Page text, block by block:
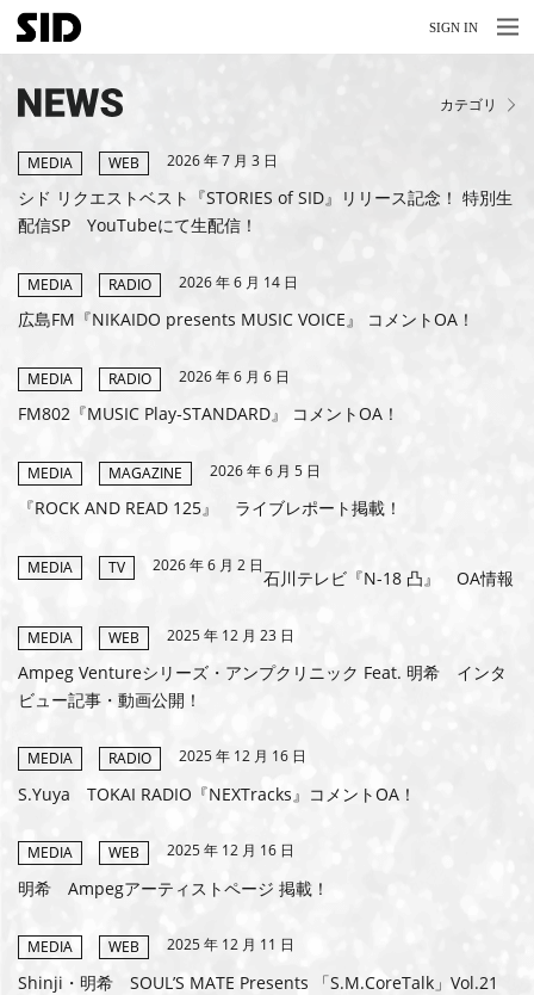
SIGN IN
NEWS
MOVIES
MEDIA
PROFILE
BIOGRAPHY
ARCHIVES
FAQ
MEMBERS CLUB ID-S
ID-S INFO
日本語
カテゴリ
MEDIA WEB 2026 年 7 月 3 日
シド リクエストベスト『STORIES of SID』リリース記念！ 特別生
配信SP YouTubeにて生配信！
MEDIA RADIO 2026 年 6 月 14 日
広島FM『NIKAIDO presents MUSIC VOICE』 コメントOA！
MEDIA RADIO 2026 年 6 月 6 日
FM802『MUSIC Play‐STANDARD』 コメントOA！
MEDIA MAGAZINE 2026 年 6 月 5 日
『ROCK AND READ 125』 ライブレポート掲載！
MEDIA TV 2026 年 6 月 2 日
石川テレビ『N-18 凸』 OA情報
MEDIA WEB 2025 年 12 月 23 日
Ampeg Ventureシリーズ・アンプクリニック Feat. 明希 インタ
ビュー記事・動画公開！
MEDIA RADIO 2025 年 12 月 16 日
S.Yuya TOKAI RADIO『NEXTracks』コメントOA！
MEDIA WEB 2025 年 12 月 16 日
明希 Ampegアーティストページ 掲載！
MEDIA WEB 2025 年 12 月 11 日
Shinji・明希 SOULʼS MATE Presents 「S.M.CoreTalk」Vol.21